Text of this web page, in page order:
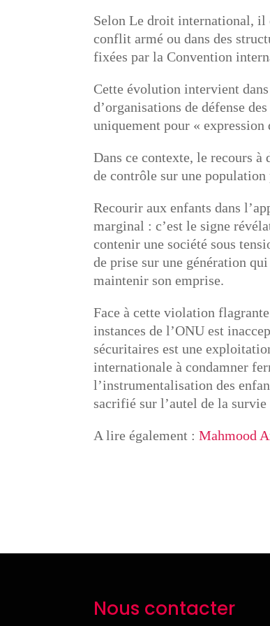
Selon Le droit international, il
conflit armé ou dans des
fixées par la Convention
Cette évolution intervient dans
d’organisations de défense
uniquement pour « expression
Dans ce contexte, le recours à
de contrôle sur une
Recourir aux enfants dans
marginal : c’est le signe
contenir une société sous
de prise sur une génération
maintenir son emprise.
Face à cette violation
instances de l’ONU est
sécuritaires est une
internationale à condamner
l’instrumentalisation des
sacrifié sur l’autel de la survie
A lire également :Mahmood
Nous contacter